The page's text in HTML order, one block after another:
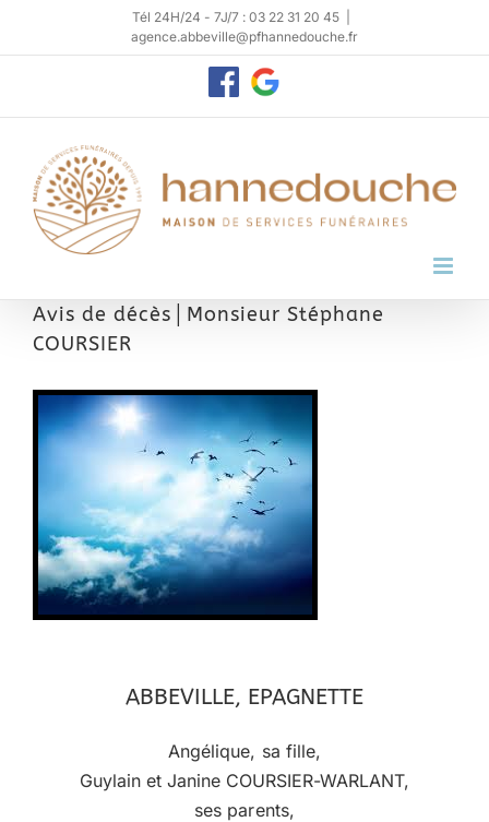
Tél 24H/24 - 7J/7 : 03 22 31 20 45
agence.abbeville@pfhannedouche.fr
PersonnaliserGoogle
My
Avis de décès│Monsieur Stéphane
COURSIER
ABBEVILLE, EPAGNETTE
Angélique, sa fille,
Guylain et Janine COURSIER-WARLANT,
ses parents,